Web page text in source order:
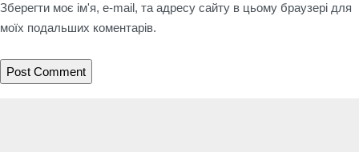
Зберегти моє ім'я, e-mail, та адресу сайту в цьому браузері для
моїх подальших коментарів.